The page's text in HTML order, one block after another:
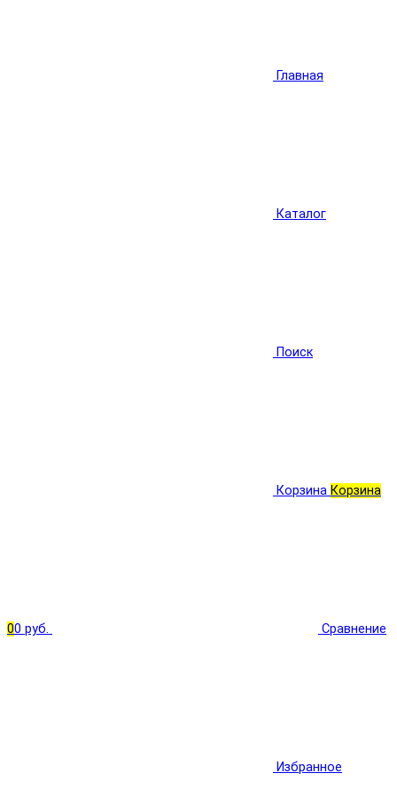
Главная
Каталог
Поиск
Корзина Корзина
00 руб. Сравнение
Избранное